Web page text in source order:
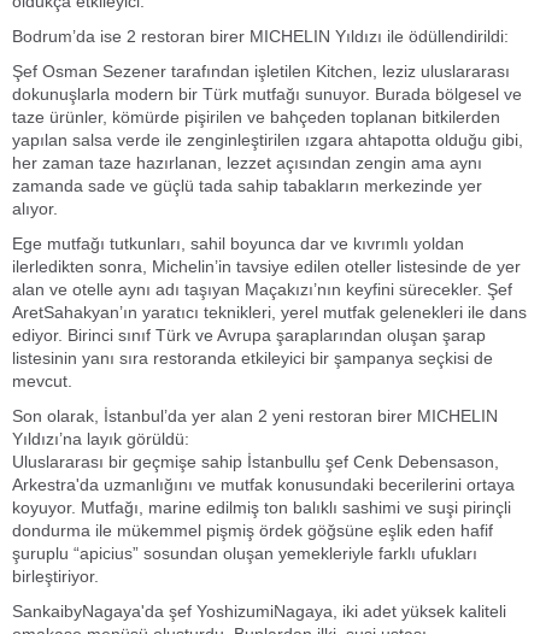
Bodrum’da ise 2 restoran birer MICHELIN Yıldızı ile ödüllendirildi:
Şef Osman Sezener tarafından işletilen Kitchen, leziz uluslararası
dokunuşlarla modern bir Türk mutfağı sunuyor. Burada bölgesel ve
taze ürünler, kömürde pişirilen ve bahçeden toplanan bitkilerden
yapılan salsa verde ile zenginleştirilen ızgara ahtapotta olduğu gibi,
her zaman taze hazırlanan, lezzet açısından zengin ama aynı
zamanda sade ve güçlü tada sahip tabakların merkezinde yer
alıyor.
Ege mutfağı tutkunları, sahil boyunca dar ve kıvrımlı yoldan
ilerledikten sonra, Michelin’in tavsiye edilen oteller listesinde de yer
alan ve otelle aynı adı taşıyan Maçakızı’nın keyfini sürecekler. Şef
AretSahakyan’ın yaratıcı teknikleri, yerel mutfak gelenekleri ile dans
ediyor. Birinci sınıf Türk ve Avrupa şaraplarından oluşan şarap
listesinin yanı sıra restoranda etkileyici bir şampanya seçkisi de
mevcut.
Son olarak, İstanbul’da yer alan 2 yeni restoran birer MICHELIN
Yıldızı’na layık görüldü:
Uluslararası bir geçmişe sahip İstanbullu şef Cenk Debensason,
Arkestra'da uzmanlığını ve mutfak konusundaki becerilerini ortaya
koyuyor. Mutfağı, marine edilmiş ton balıklı sashimi ve suşi pirinçli
dondurma ile mükemmel pişmiş ördek göğsüne eşlik eden hafif
şuruplu “apicius” sosundan oluşan yemekleriyle farklı ufukları
birleştiriyor.
SankaibyNagaya'da şef YoshizumiNagaya, iki adet yüksek kaliteli